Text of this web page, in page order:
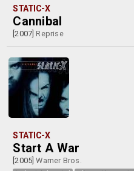
STATIC-X
Cannibal
[2007] Reprise
STATIC-X
Start A War
[2005]Warner Bros.